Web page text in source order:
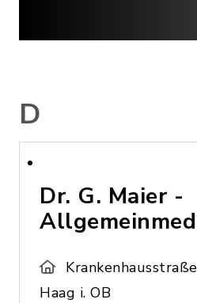
D
Dr. G. Maier -
Haag i. OB